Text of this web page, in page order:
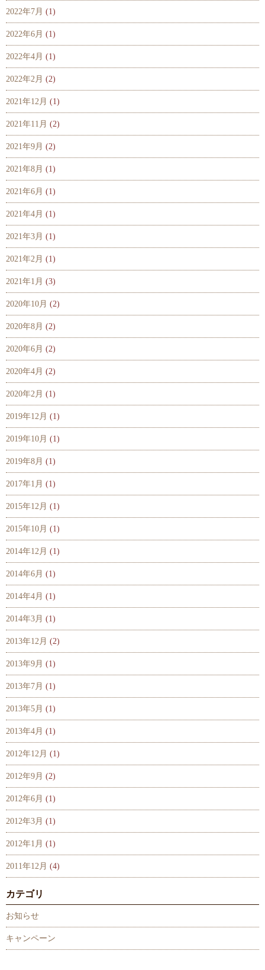
2022年7月 (1)
2022年6月 (1)
2022年4月 (1)
2022年2月 (2)
2021年12月 (1)
2021年11月 (2)
2021年9月 (2)
2021年8月 (1)
2021年6月 (1)
2021年4月 (1)
2021年3月 (1)
2021年2月 (1)
2021年1月 (3)
2020年10月 (2)
2020年8月 (2)
2020年6月 (2)
2020年4月 (2)
2020年2月 (1)
2019年12月 (1)
2019年10月 (1)
2019年8月 (1)
2017年1月 (1)
2015年12月 (1)
2015年10月 (1)
2014年12月 (1)
2014年6月 (1)
2014年4月 (1)
2014年3月 (1)
2013年12月 (2)
2013年9月 (1)
2013年7月 (1)
2013年5月 (1)
2013年4月 (1)
2012年12月 (1)
2012年9月 (2)
2012年6月 (1)
2012年3月 (1)
2012年1月 (1)
2011年12月 (4)
カテゴリ
お知らせ
キャンペーン